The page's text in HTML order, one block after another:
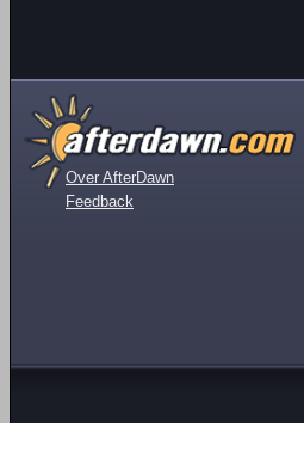
Over AfterDawn
Feedback